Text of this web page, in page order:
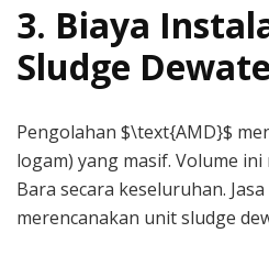
3. Biaya
Sludge
Pengolahan $\text{AMD}$
logam) yang masif. Volume
Bara secara keseluruhan.
merencanakan unit sludge